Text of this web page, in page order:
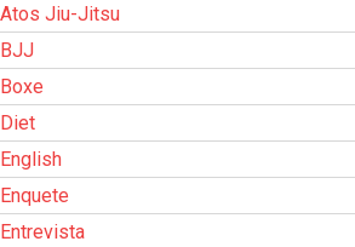
Atos Jiu-Jitsu
BJJ
Boxe
Diet
English
Enquete
Entrevista